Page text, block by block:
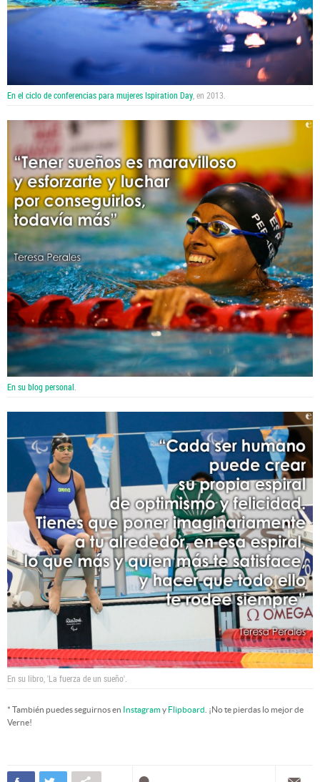
En el ciclo de conferencias para mujeres Ispiration Day , en 2013.
En su blog personal
En su libro, 'La fuerza de un sueño'.
* También puedes seguirnos en Instagramy Flipboard . ¡No te pierdas lo mejor de
Verne!